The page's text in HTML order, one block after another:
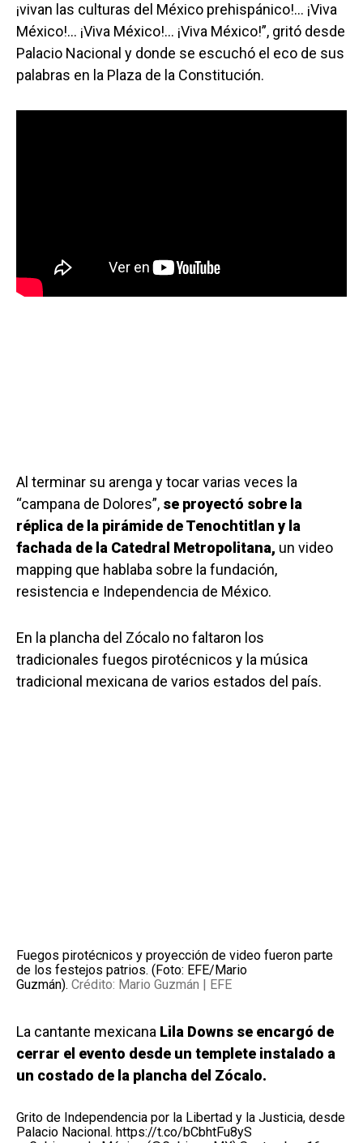
¡vivan las culturas del México prehispánico!… ¡Viva
México!… ¡Viva México!… ¡Viva México!”, gritó desde
Palacio Nacional y donde se escuchó el eco de sus
palabras en la Plaza de la Constitución.
Al terminar su arenga y tocar varias veces la
“campana de Dolores”, se proyectó sobre la
réplica de la pirámide de Tenochtitlan y la
fachada de la Catedral Metropolitana, un video
mapping que hablaba sobre la fundación,
resistencia e Independencia de México.
En la plancha del Zócalo no faltaron los
tradicionales fuegos pirotécnicos y la música
tradicional mexicana de varios estados del país.
Fuegos pirotécnicos y proyección de video fueron parte
de los festejos patrios. (Foto: EFE/Mario
Guzmán). Crédito: Mario Guzmán | EFE
La cantante mexicana Lila Downs se encargó de
cerrar el evento desde un templete instalado a
un costado de la plancha del Zócalo.
Grito de Independencia por la Libertad y la Justicia, desde
Palacio Nacional. https://t.co/bCbhtFu8yS